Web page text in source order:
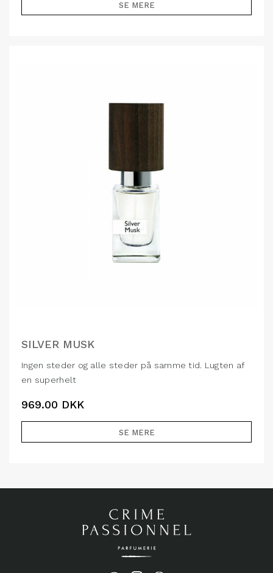
SE MERE
SILVER MUSK
Ingen steder og alle steder på samme tid. Lugten af
en superhelt
969.00 DKK
SE MERE